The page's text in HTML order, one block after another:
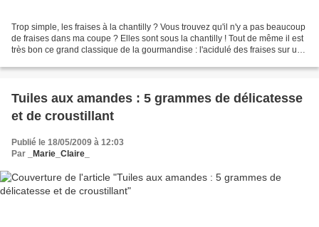
Trop simple, les fraises à la chantilly ? Vous trouvez qu'il n'y a pas beaucoup
de fraises dans ma coupe ? Elles sont sous la chantilly ! Tout de même il est
très bon ce grand classique de la gourmandise : l'acidulé des fraises sur une
Tuiles aux amandes : 5 grammes de délicatesse
et de croustillant
Publié le 18/05/2009 à 12:03
Par
_Marie_Claire_